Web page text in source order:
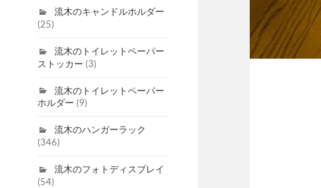
流木のキャンドルホルダー
(25)
流木のトイレットペーパー
ストッカー (3)
流木のトイレットペーパー
ホルダー (9)
流木のハンガーラック
(346)
流木のフォトディスプレイ
(54)